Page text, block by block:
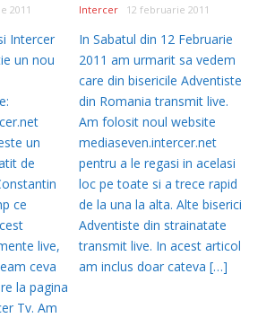
2011
Intercer
un nou
un
de
ce
live,
ceva
la pagina
Tv. Am
Intercer 12 februarie 2011
In Sabatul din 12 Februarie
2011 am urmarit sa vedem
care din bisericile Adventiste
din Romania transmit live.
Am folosit noul website
mediaseven.intercer.net
pentru a le regasi in acelasi
loc pe toate si a trece rapid
de la una la alta. Alte biserici
Adventiste din strainatate
transmit live. In acest articol
am inclus doar cateva […]